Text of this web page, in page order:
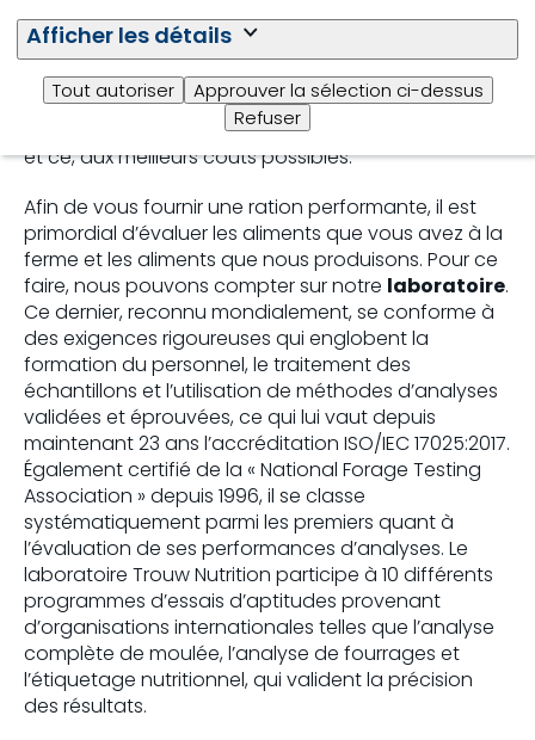
Afficher les détails
Tout autoriser
Approuver la sélection ci-dessus
Refuser
nutritionnels de l’animal, son stade de lactation, les
aliments disponibles ainsi que leur composition.
Tous ces facteurs nous permettent ainsi une
meilleure précision pour combler les besoins de
l’animal et obtenir les rendements que vous désirez
et ce, aux meilleurs coûts possibles.
Afin de vous fournir une ration performante, il est
primordial d’évaluer les aliments que vous avez à la
ferme et les aliments que nous produisons. Pour ce
faire, nous pouvons compter sur notre laboratoire.
Ce dernier, reconnu mondialement, se conforme à
des exigences rigoureuses qui englobent la
formation du personnel, le traitement des
échantillons et l’utilisation de méthodes d’analyses
validées et éprouvées, ce qui lui vaut depuis
maintenant 23 ans l’accréditation ISO/IEC 17025:2017.
Également certifié de la « National Forage Testing
Association » depuis 1996, il se classe
systématiquement parmi les premiers quant à
l’évaluation de ses performances d’analyses. Le
laboratoire Trouw Nutrition participe à 10 différents
programmes d’essais d’aptitudes provenant
d’organisations internationales telles que l’analyse
complète de moulée, l’analyse de fourrages et
l’étiquetage nutritionnel, qui valident la précision
des résultats.